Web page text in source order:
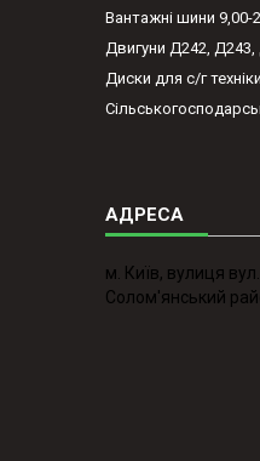
Вантажні шини 9,00-
Двигуни Д242,
Диски для с/г техніки
м. Київ, вулиця
Солом'янський